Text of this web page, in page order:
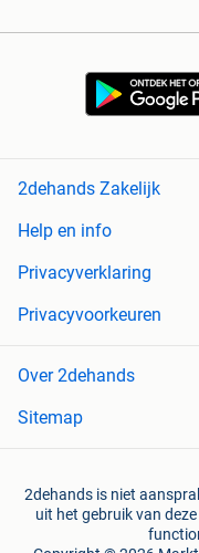
2dehands Zakelijk
Help en info
Privacyverklaring
Privacyvoorkeuren
Over 2dehands
Sitemap
2dehands is niet
uit het gebruik van